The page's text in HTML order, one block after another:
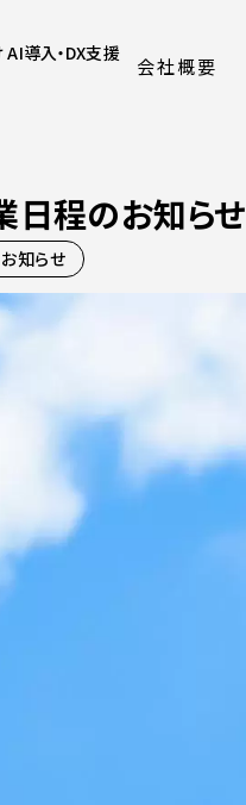
導入・DX支援
会社概要
日程のお知らせ
お知らせ